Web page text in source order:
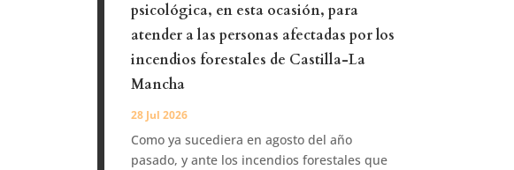
psicológica, en esta ocasión, para
atender a las personas afectadas por los
incendios forestales de Castilla-La
Mancha
28 Jul 2026
Como ya sucediera en agosto del año
pasado, y ante los incendios forestales que